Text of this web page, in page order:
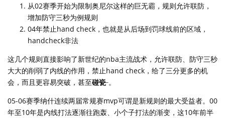
从02赛季开始为限制奥尼尔这样的巨无霸，规则允许联防，
增加防守三秒为例规则
04年禁止hand check，也就是从后场到罚球线前的区域，
handcheck非法
这几个规则直接影响了新世纪的nba主流战术，允许联防、防守三秒
大大的削弱了内线的作用，禁止hand check，给了三分更多的机
会，而且更容易突破，甚至碰瓷 。
05-06赛季纳什连续两届常规赛mvp可谓是新规则的最大受益者。00
年至10年是内线打法逐渐往跑轰、小个子打法的渐变，这10年前半